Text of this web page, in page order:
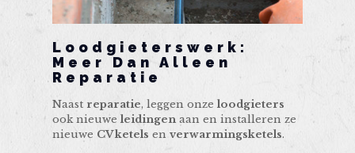
Loodgieterswerk:
Meer Dan Alleen
Reparatie
Naast reparatie, leggen onzeloodgieters
ook nieuweleidingen aan en installeren ze
nieuwe CV ketels enverwarmingsketels.